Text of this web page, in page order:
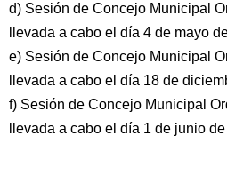
d) Sesión de Concejo Municipal
llevada a cabo el día 4 de mayo
e) Sesión de Concejo Municipal
llevada a cabo el día 18 de
f) Sesión de Concejo Municipal
llevada a cabo el día 1 de junio